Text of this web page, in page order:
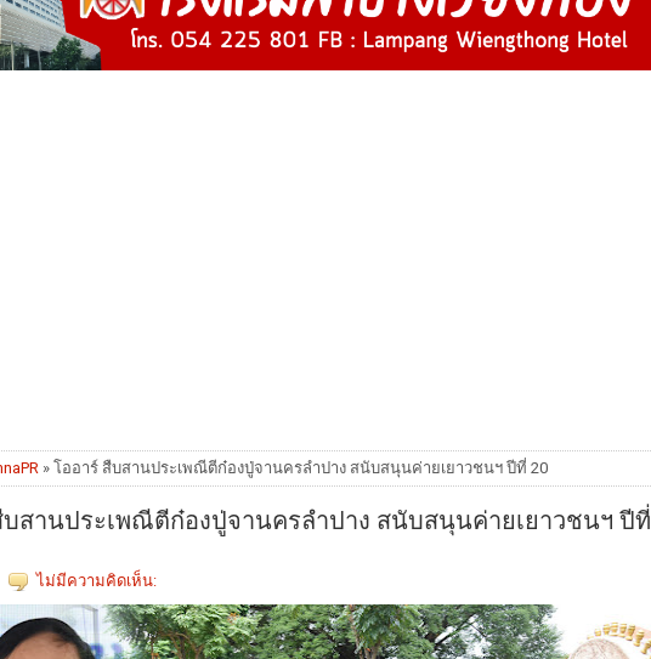
» โออาร์ สืบสานประเพณีตีก๋องปู่จานครลำปาง สนับสนุนค่ายเยาวชนฯ ปีที่ 20
บสานประเพณีตีก๋องปู่จานครลำปาง สนับสนุนค่ายเยาวชนฯ ปีที่
ไม่มีความคิดเห็น: